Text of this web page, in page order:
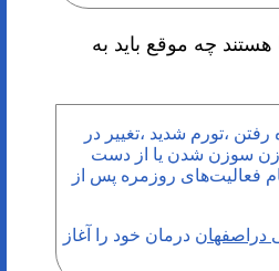
چه موقع باید به
،تورم شدید ،تغییر در
سوزن شدن یا از دست
فعالیت‌های روزمره پس از
دراصفهان درمان خود را آغاز